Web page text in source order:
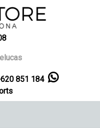
851 184